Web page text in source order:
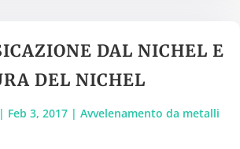
DAL NICHEL E
DEL NICHEL
| Feb 3, 2017 | Avvelenamento da metalli